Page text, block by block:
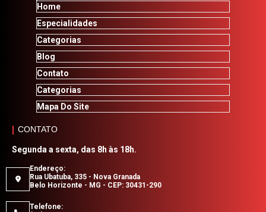
Home
Especialidades
Categorias
Blog
Contato
Categorias
Mapa Do Site
CONTATO
Segunda a sexta, das 8h às 18h.
Endereço:
Rua Ubatuba, 335 - Nova Granada
Belo Horizonte - MG - CEP: 30431-290
Telefone: